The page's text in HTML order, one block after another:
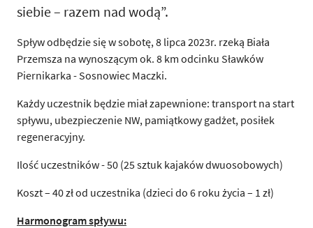
siebie – razem nad wodą”.
Spływ odbędzie się w sobotę, 8 lipca 2023r. rzeką Biała
Przemsza na wynoszącym ok. 8 km odcinku Sławków
Piernikarka - Sosnowiec Maczki.
Każdy uczestnik będzie miał zapewnione: transport na start
spływu, ubezpieczenie NW, pamiątkowy gadżet, posiłek
regeneracyjny.
Ilość uczestników - 50 (25 sztuk kajaków dwuosobowych)
Koszt – 40 zł od uczestnika (dzieci do 6 roku życia – 1 zł)
Harmonogram spływu: